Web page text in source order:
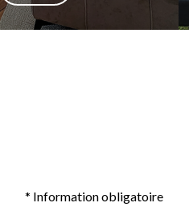
* Information obligatoire